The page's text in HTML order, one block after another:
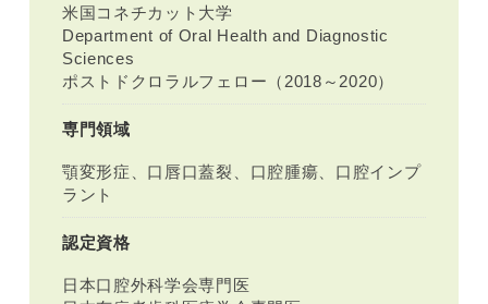
米国コネチカット大学
Department of Oral Health and Diagnostic
Sciences
ポストドクロラルフェロー（2018～2020）
専門領域
顎変形症、口唇口蓋裂、口腔腫瘍、口腔インプ
ラント
認定資格
日本口腔外科学会専門医